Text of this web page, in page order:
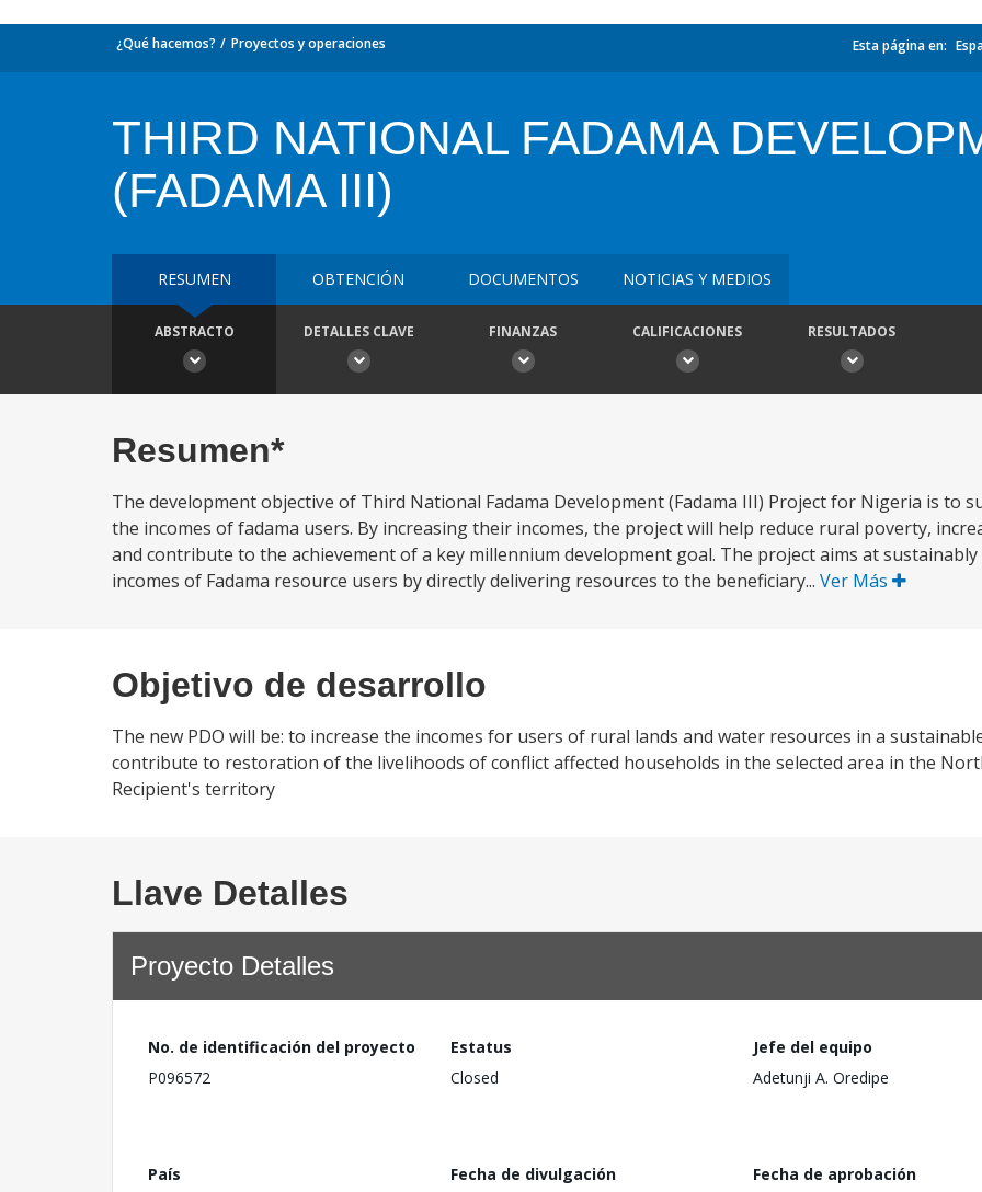
¿Qué hacemos? Proyectos y operaciones Esta página en:
THIRD NATIONAL FADAMA
(FADAMA III)
RESUMEN OBTENCIÓN DOCUMENTOS NOTICIAS Y MEDIOS
ABSTRACTO DETALLES CLAVE FINANZAS CALIFICACIONES RESULTADOS
Resumen*
The development objective of Third National Fadama Development (Fadama III) Project for Nigeria is to
the incomes of fadama users. By increasing their incomes, the project will help reduce rural poverty,
and contribute to the achievement of a key millennium development goal. The project aims at
incomes of Fadama resource users by directly delivering resources to the beneficiary... Ver Más
Objetivo de desarrollo
The new PDO will be: to increase the incomes for users of rural lands and water resources in a
contribute to restoration of the livelihoods of conflict affected households in the selected area in the
Recipient's territory
Llave Detalles
Proyecto Detalles
No. de identificación del proyecto
P096572
Estatus
Closed
Jefe del equipo
Adetunji A. Oredipe
País
Fecha de divulgación
Fecha de aprobación